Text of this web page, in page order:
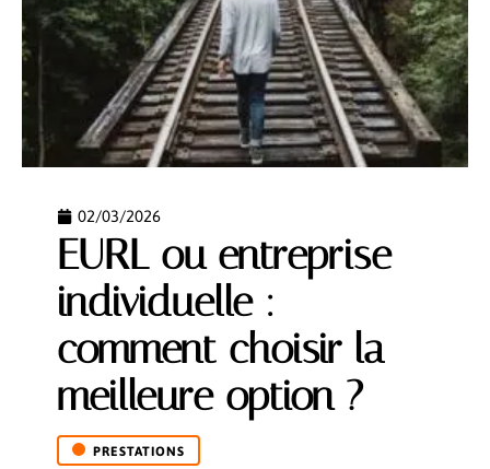
02/03/2026
EURL ou entreprise
individuelle :
comment choisir la
meilleure option ?
PRESTATIONS